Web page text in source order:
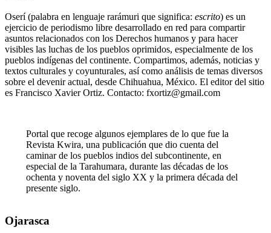
Oserí (palabra en lenguaje rarámuri que significa: escrito) es un
ejercicio de periodismo libre desarrollado en red para compartir
asuntos relacionados con los Derechos humanos y para hacer
visibles las luchas de los pueblos oprimidos, especialmente de los
pueblos indígenas del continente. Compartimos, además, noticias y
textos culturales y coyunturales, así como análisis de temas diversos
sobre el devenir actual, desde Chihuahua, México. El editor del sitio
es Francisco Xavier Ortiz. Contacto: fxortiz@gmail.com
Portal que recoge algunos ejemplares de lo que fue la
Revista Kwira, una publicación que dio cuenta del
caminar de los pueblos indios del subcontinente, en
especial de la Tarahumara, durante las décadas de los
ochenta y noventa del siglo XX y la primera década del
presente siglo.
Ojarasca